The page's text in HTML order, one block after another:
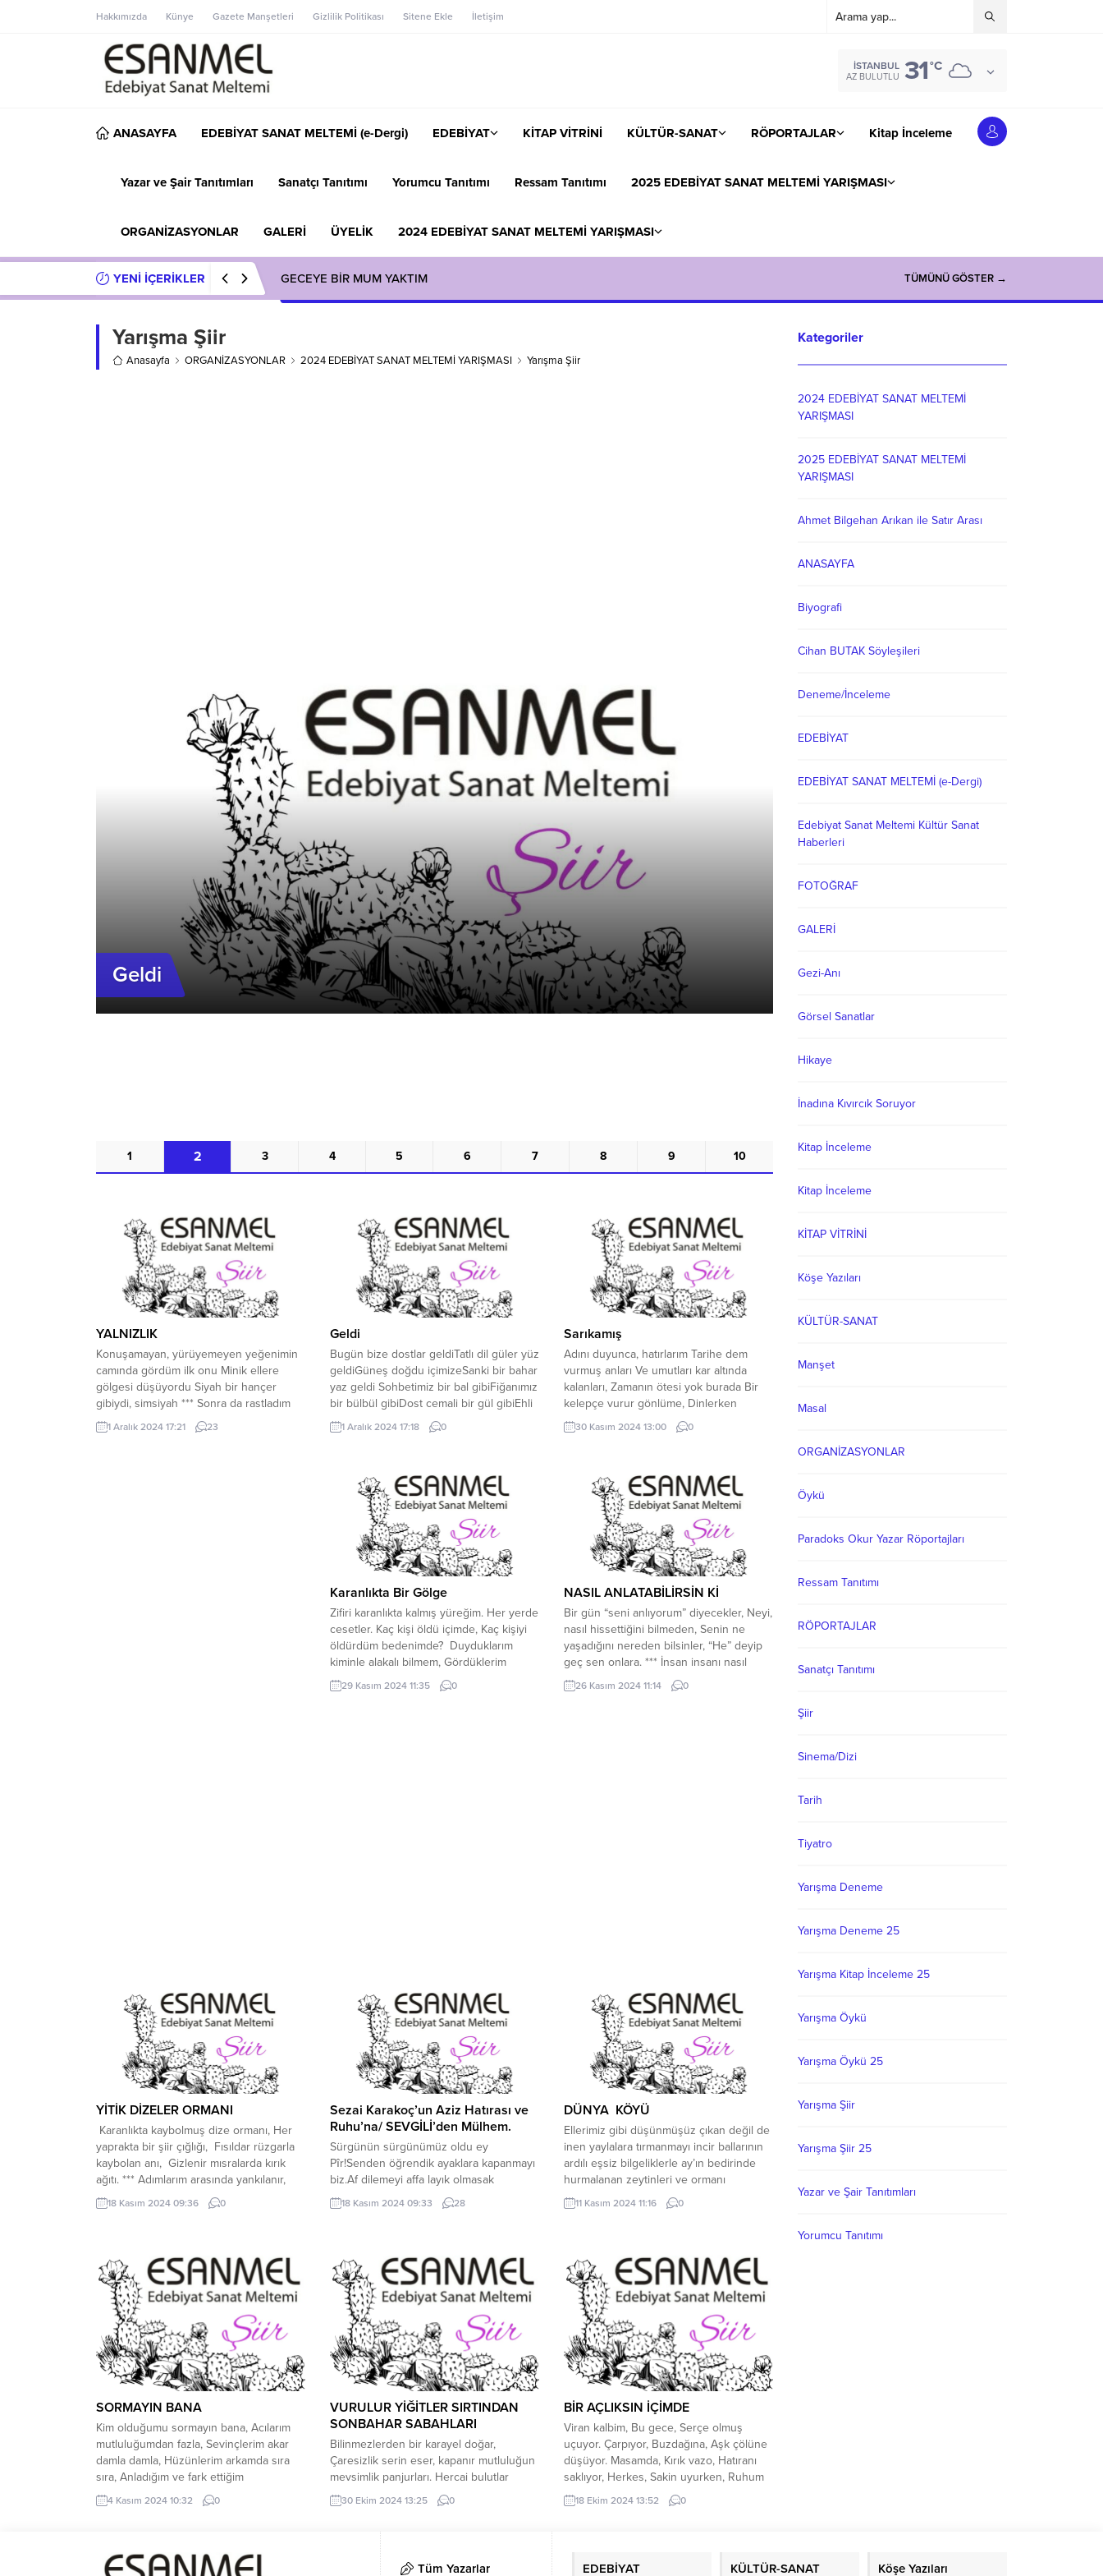
Hakkımızda Künye Gazete Manşetleri Gizlilik Politikası Sitene Ekle İletişim
İSTANBUL
AZ BULUTLU 31°C
ANASAYFA EDEBİYAT SANAT MELTEMİ (e-Dergi) EDEBİYAT KİTAP VİTRİNİ KÜLTÜR-SANAT RÖPORTAJLAR Kitap İnceleme
Yazar ve Şair Tanıtımları Sanatçı Tanıtımı Yorumcu Tanıtımı Ressam Tanıtımı 2025 EDEBİYAT SANAT MELTEMİ YARIŞMASI
ORGANİZASYONLAR GALERİ ÜYELİK 2024 EDEBİYAT SANAT MELTEMİ YARIŞMASI
YENİ İÇERİKLER GECEYE BİR MUM YAKTIM TÜMÜNÜ GÖSTER →
Yarışma Şiir
Anasayfa ORGANİZASYONLAR 2024 EDEBİYAT SANAT MELTEMİ YARIŞMASI Yarışma Şiir
Geldi Sarıkamış
1 2 3 4 5 6 7 8 9 10
YALNIZLIK
Konuşamayan, yürüyemeyen yeğenimin
camında gördüm ilk onu Minik ellere
gölgesi düşüyordu Siyah bir hançer
gibiydi, simsiyah *** Sonra da rastladım
ona Kimsesizlerin yatağında Destek
bekleyenlerin sofrasında Çaresizlerin
1 Aralık 2024 17:21 23
Geldi
Bugün bize dostlar geldiTatlı dil güler yüz
geldiGüneş doğdu içimizeSanki bir bahar
yaz geldi Sohbetimiz bir bal gibiFiğanımız
bir bülbül gibiDost cemali bir gül gibiEhli
kamilden söz geldi Dostlara selam
buradanBenlik yok oldu aradanBizimle
gıdayıBirlikte bulduk hüdayıSen ben yok
oldu biz...
1 Aralık 2024 17:18 0
Sarıkamış
Adını duyunca, hatırlarım Tarihe dem
vurmuş anları Ve umutları kar altında
kalanları, Zamanın ötesi yok burada Bir
kelepçe vurur gönlüme, Dinlerken
yakılan ağıtları Kaç kez ayrılmak istesem
de, bulurum kendimi yine Her yıl bu ayda
Mehmetler, Umutlar, hayaller Adına ne...
30 Kasım 2024 13:00 0
Karanlıkta Bir Gölge
Zifiri karanlıkta kalmış yüreğim. Her yerde
cesetler. Kaç kişi öldü içimde, Kaç kişiyi
öldürdüm bedenimde? Duyduklarım
kiminle alakalı bilmem, Gördüklerim
benimle kesin. Kollarımda kaybedilen
ruhlar… Neredeyim nerede
29 Kasım 2024 11:35 0
NASIL ANLATABİLİRSİN Kİ
Bir gün “seni anlıyorum” diyecekler, Neyi,
nasıl hissettiğini bilmeden, Senin ne
yaşadığını nereden bilsinler, “He” deyip
geç sen onlara. *** İnsan insanı nasıl
anlar ki, Ya da anlayabilir mi acaba? Gülün
yaprağına dokunmuş bir ele Aynı gülün
26 Kasım 2024 11:14 0
YİTİK DİZELER ORMANI
Karanlıkta kaybolmuş dize ormanı, Her
yaprakta bir şiir çığlığı, Fısıldar rüzgarla
kaybolan anı, Gizlenir mısralarda kırık
ağıtı. *** Adımlarım arasında yankılanır,
Çatlamış dalların hüzünlü sesi, Her
köşede bir şairin anısı, Saklar orman,
yapraklara, Yitik dize ormanında düşler,
Her adımda yankılanır ruhlara....
18 Kasım 2024 09:36 0
Sezai Karakoç’un Aziz Hatırası ve
Ruhu’na/ SEVGİLİ’den Mülhem.
Sürgünün sürgünümüz oldu ey
Pîr!Senden öğrendik ayaklara kapanmayı
biz.Af dilemeyi affa layık olmasak
da.Mazlumların öyle azaldı kidünya
sürgünü sen yokken.Vuslatları şehadetle
doğruysa ne olmuş?!Efendilerini doğurur
oldu can analar, kutsal kadınlar!Leylâlar,
Sunalar öyle susuz, sevgisiz.Sevgilinin
gönlünü taklit için uçan kuşlar var...
18 Kasım 2024 09:33 28
DÜNYA KÖYÜ
Ellerimiz gibi düşünmüşüz çıkan değil de
inen yaylalara tırmanmayı incir ballarının
ardılı eşsiz bilgeliklerle ay’ın bedirinde
hurmalanan zeytinleri ve ormanı
bizcileyin deliye çeviren iğde güllerini ***
dumanı tütmeyen ürgüp’le susmuşuz
dışı yır olan kimsesiz yağmurlar açardı
kulakları çınlayan yolu *** ne...
11 Kasım 2024 11:16 0
SORMAYIN BANA
Kim olduğumu sormayın bana, Acılarım
mutluluğumdan fazla, Sevinçlerim akar
damla damla, Hüzünlerim arkamda sıra
sıra, Anladığım ve fark ettiğim
zamandayım Çok yorgun bir insanım, ***
Kim olduğumu sormayın bana, Hırsa
Anladığım ve fark ettiğim zamandayım,
4 Kasım 2024 10:32 0
VURULUR YİĞİTLER SIRTINDAN
SONBAHAR SABAHLARI
Bilinmezlerden bir karayel doğar,
Çaresizlik serin eser, kapanır mutluluğun
mevsimlik panjurları. Hercai bulutlar
tehditkâr bakar, Kaçar özgürlüklerine
yağmur damlaları. Taşımak zor gelir
arabaları. *** Parmaklardan iki çıban
düşer, Görünmezlik zoruna gider, koparır
30 Ekim 2024 13:25 0
BİR AÇLIKSIN İÇİMDE
Viran kalbim, Bu gece, Serçe olmuş
uçuyor. Çarpıyor, Buzdağına, Aşk çölüne
düşüyor. Masamda, Kırık vazo, Hatıranı
saklıyor, Herkes, Sakin uyurken, Ruhum
figan ediyor. Korkularım saldırdı, Titreyip
üşüyorum, Sen yoksun ki yanımda,
Sağ tarafım acıyor. Uyuyor uyanıyor, Seni
18 Ekim 2024 13:52 0
Kategoriler
2024 EDEBİYAT SANAT MELTEMİ
YARIŞMASI
2025 EDEBİYAT SANAT MELTEMİ
YARIŞMASI
Ahmet Bilgehan Arıkan ile Satır Arası
ANASAYFA
Biyografi
Cihan BUTAK Söyleşileri
Deneme/İnceleme
EDEBİYAT
EDEBİYAT SANAT MELTEMİ (e-Dergi)
Edebiyat Sanat Meltemi Kültür Sanat
Haberleri
FOTOĞRAF
GALERİ
Gezi-Anı
Görsel Sanatlar
Hikaye
İnadına Kıvırcık Soruyor
Kitap İnceleme
Kitap İnceleme
KİTAP VİTRİNİ
Köşe Yazıları
KÜLTÜR-SANAT
Manşet
Masal
ORGANİZASYONLAR
Öykü
Paradoks Okur Yazar Röportajları
Ressam Tanıtımı
RÖPORTAJLAR
Sanatçı Tanıtımı
Şiir
Sinema/Dizi
Tarih
Tiyatro
Yarışma Deneme
Yarışma Deneme 25
Yarışma Kitap İnceleme 25
Yarışma Öykü
Yarışma Öykü 25
Yarışma Şiir
Yarışma Şiir 25
Yazar ve Şair Tanıtımları
Yorumcu Tanıtımı
Tüm Yazarlar EDEBİYAT KÜLTÜR-SANAT Köşe Yazıları